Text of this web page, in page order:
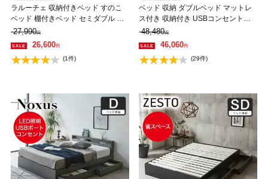
ラルーチェ 収納付きベッド すのこ
ベッド 棚付きベッド セミダブル ベ
ッドフレーム ベッド単品 木製 棚付
き 引き出し付き コンセント ベット
宮付きベッド ヘッド付き カントリ
ー調 ナチュラル ホワイト 1人暮らし
27,990円
26,600円
(1件)
ベッド 収納 ダブルベッド マットレ
ス付き 収納付き USBコンセント付
き zesto ゼスト ダブル 高密度バリュ
ーポケットコイルマットレス付き す
のこベッド 引き出し付きベッド
zesto 木製ベッド【AR】【z有料組
48,480円
46,060円
(29件)